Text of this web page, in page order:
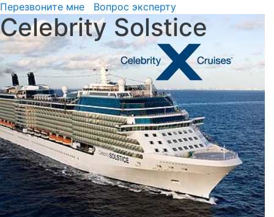
Перезвоните мне
Вопрос эксперту
Celebrity Solstice